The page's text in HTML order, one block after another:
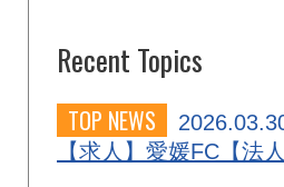
Recent Topics
TOP NEWS
【求人】愛媛FC【法